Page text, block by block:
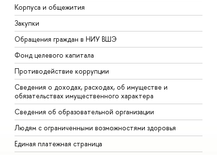
Корпуса и общежития
Закупки
Обращения граждан в НИУ ВШЭ
Фонд целевого капитала
Противодействие коррупции
Сведения о доходах, расходах, об имуществе и
обязательствах имущественного характера
Сведения об образовательной организации
Людям с ограниченными возможностями здоровья
Единая платежная страница